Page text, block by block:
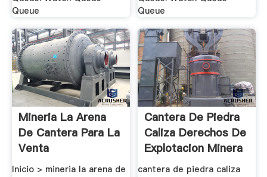
Queue
Queue
Mineria La Arena
De Cantera Para La
Venta
Inicio > mineria la arena de
Cantera De Piedra
Caliza Derechos De
Explotacion Minera
En ...
cantera de piedra caliza